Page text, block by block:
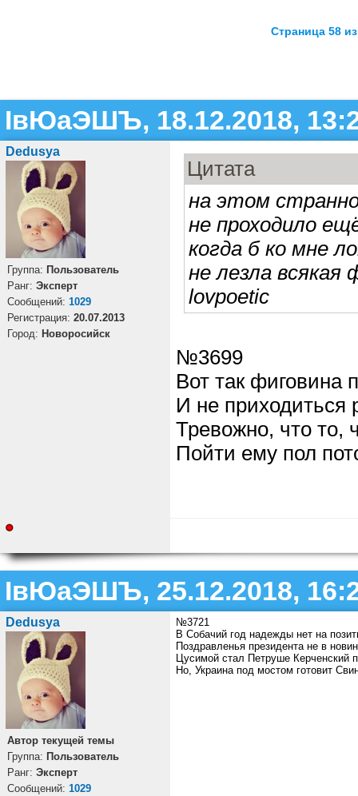
Страница 58
ІвЮаЭШЪ, 18.12.2018,
Dedusya
Группа: Пользователь
Ранг: Эксперт
Cообщений: 1029
Регистрация: 20.07.2013
Город: Новоросийск
Цитата
на этом
не проходило
когда б ко мне
не лезла всякая
lovpoetic
№3699
Вот так фиговина
И не приходиться
Тревожно, что то,
Пойти ему пол
ІвЮаЭШЪ, 25.12.2018,
Dedusya
Автор текущей темы
Группа: Пользователь
Ранг: Эксперт
Cообщений: 1029
№3721
В Собачий год надежды нет на
Поздравленья президента не в
Цусимой стал Петруше Керченский
Но, Украина под мостом готовит